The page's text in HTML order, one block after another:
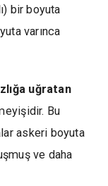
bir boyuta
varınca
uğratan
Bu
askeri boyuta
ve daha